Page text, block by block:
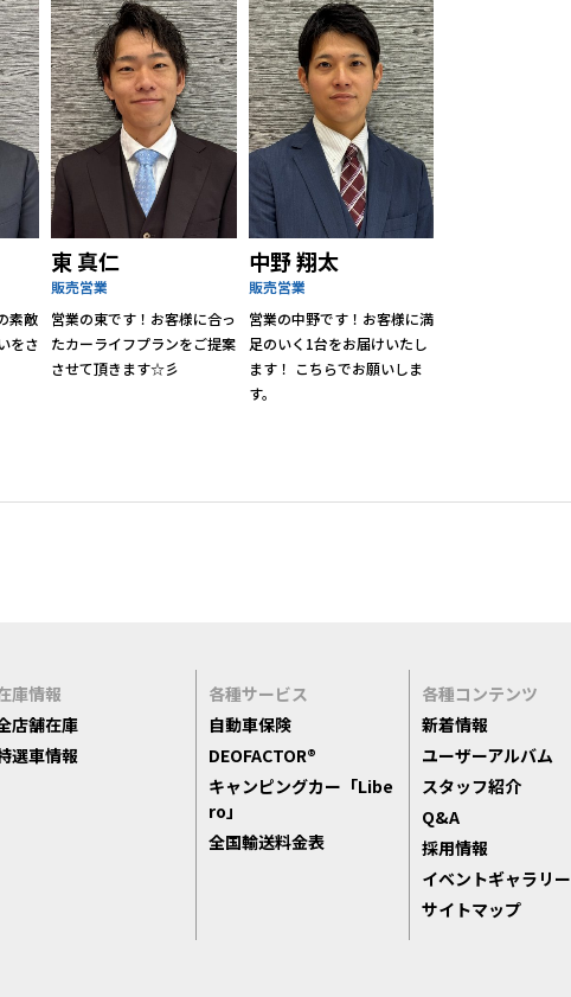
素敵
をさ
東 真仁
販売営業
営業の東です！お客様に合っ
たカーライフプランをご提案
させて頂きます☆彡
中野 翔太
販売営業
営業の中野です！お客様に満
足のいく1台をお届けいたし
ます！ こちらでお願いしま
す。
庫情報
店舗在庫
選車情報
各種サービス
自動車保険
DEOFACTOR®
キャンピングカー「Libe
ro」
全国輸送料金表
各種コンテンツ
新着情報
ユーザーアルバム
スタッフ紹介
Q&A
採用情報
イベントギャラリー
サイトマップ